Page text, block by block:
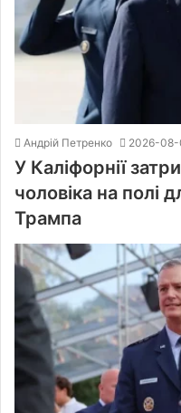
Андрій Петренко 2026-
У Каліфорнії
чоловіка на полі
Трампа